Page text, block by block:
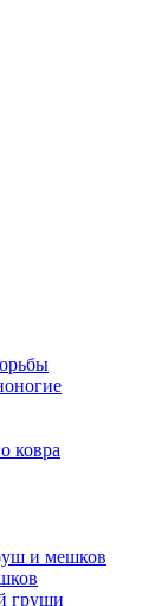
ковра
и мешков
груши